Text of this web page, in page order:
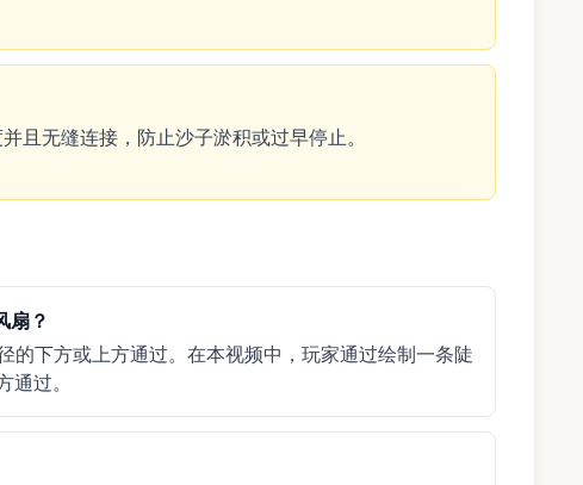
且无缝连接，防止沙子淤积或过早停止。
扇？
的下方或上方通过。在本视频中，玩家通过绘制一条陡
过。